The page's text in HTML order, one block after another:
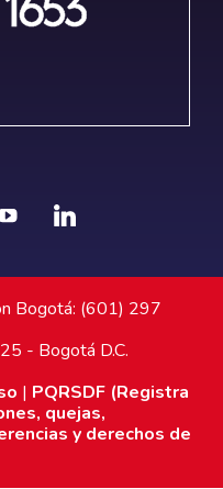
Bogotá: (601) 297
- Bogotá D.C.
| PQRSDF (Registra
quejas,
y derechos de